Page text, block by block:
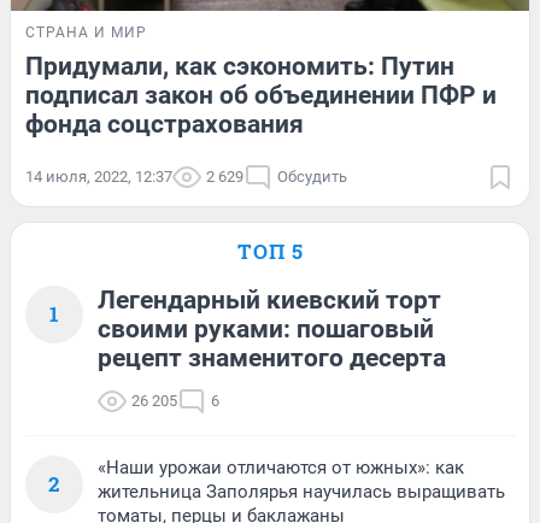
СТРАНА И МИР
Придумали, как сэкономить: Путин
подписал закон об объединении ПФР и
фонда соцстрахования
14 июля, 2022, 12:37 2 629 Обсудить
ТОП 5
1
Легендарный киевский торт
своими руками: пошаговый
рецепт знаменитого десерта
26 205 6
2
«Наши урожаи отличаются от южных»: как
жительница Заполярья научилась выращивать
томаты, перцы и баклажаны